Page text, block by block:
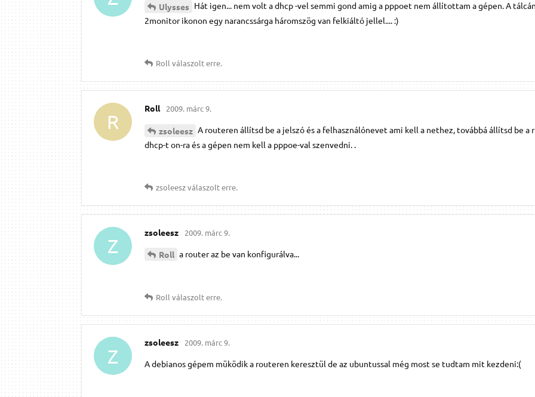
Ulysses Hát igen... nem volt a dhcp -vel semmi gond amig a pppoet nem állítottam a gépen. A
2monitor ikonon egy narancssárga háromszög van felkiáltó jellel.... :)
Roll válaszolt erre.
R
Roll 2009. márc 9.
zsoleesz A routeren állítsd be a jelszó és a felhasználónevet ami kell a nethez, továbbá állítsd be a
dhcp-t on-ra és a gépen nem kell a pppoe-val szenvedni. .
zsoleeszválaszolt erre.
Z
zsoleesz 2009. márc 9.
Roll a router az be van konfigurálva...
Roll válaszolt erre.
Z
zsoleesz 2009. márc 9.
A debianos gépem müködik a routeren keresztül de az ubuntussal még most se tudtam mit kezdeni:(